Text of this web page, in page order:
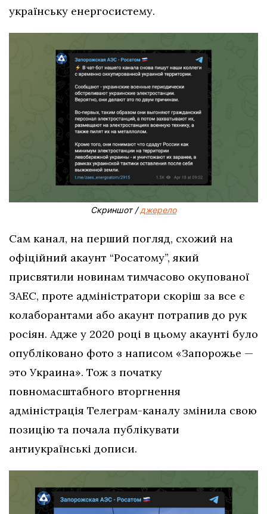
українську енергосистему.
Скриншот /джерело
Сам канал, на перший погляд, схожий на
офіційний акаунт “Росатому”, який
присвятили новинам тимчасово окупованої
ЗАЕС, проте адміністратори скоріш за все є
колаборантами або акаунт потрапив до рук
росіян. Адже у 2020 році в цьому акаунті було
опубліковано фото з написом «Запорожье —
это Украина». Тож з початку
повномасштабного вторгнення
адміністрація Телеграм-каналу змінила свою
позицію та почала публікувати
антиукраїнські дописи.